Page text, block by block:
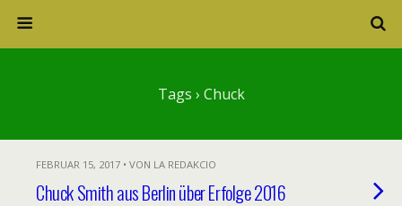
Tags › Chuck
FEBRUAR 15, 2017 • VON LA REDAKCIO
Chuck Smith aus Berlin über Erfolge 2016